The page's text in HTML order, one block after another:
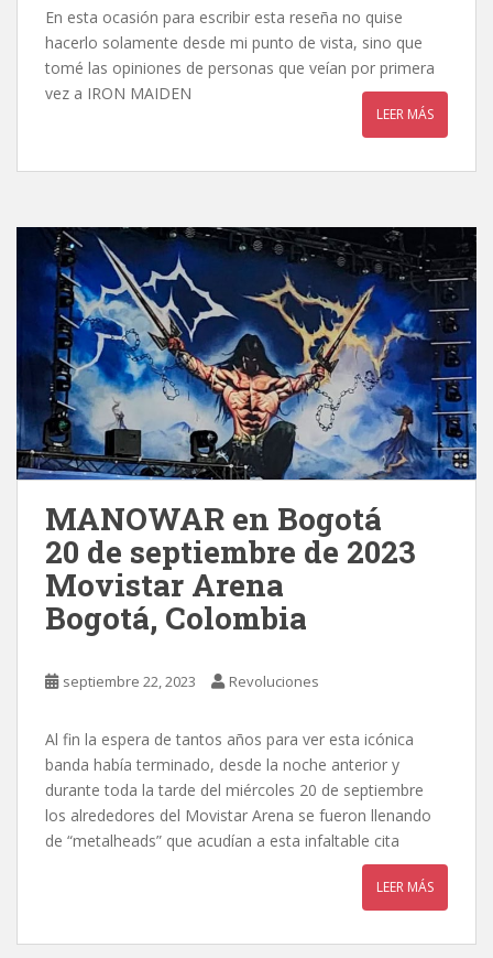
En esta ocasión para escribir esta reseña no quise
hacerlo solamente desde mi punto de vista, sino que
tomé las opiniones de personas que veían por primera
vez a IRON MAIDEN
LEER MÁS
MANOWAR en Bogotá
20 de septiembre de 2023
Movistar Arena
Bogotá, Colombia
septiembre 22, 2023 Revoluciones
Al fin la espera de tantos años para ver esta icónica
banda había terminado, desde la noche anterior y
durante toda la tarde del miércoles 20 de septiembre
los alrededores del Movistar Arena se fueron llenando
de “metalheads” que acudían a esta infaltable cita
LEER MÁS